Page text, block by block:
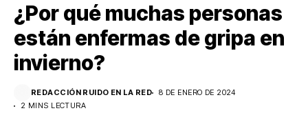
¿Por qué muchas personas
están enfermas de gripa en
invierno?
REDACCIÓN RUIDO EN LA RED
8 DE ENERO DE 2024
2 MINS LECTURA